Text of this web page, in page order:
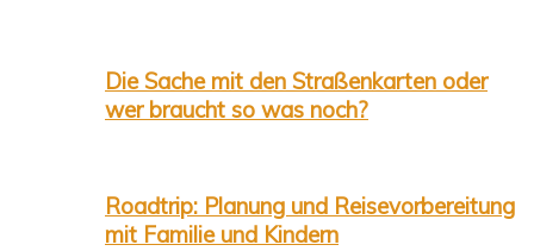
Die Sache mit den Straßenkarten oder
wer braucht so was noch?
Roadtrip: Planung und Reisevorbereitung
mit Familie und Kindern